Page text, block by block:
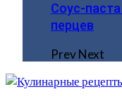
Соус-
перцев
PrevNext